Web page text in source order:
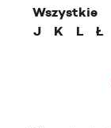
Wszystkie
J
K L Ł